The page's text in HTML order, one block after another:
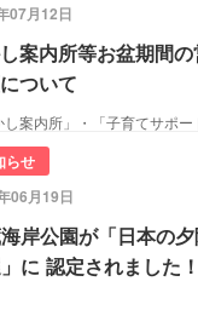
07月12日
案内所等お盆期間
ついて
し案内所」・「子育てサポ
らせ
06月19日
岸公園が「日本の
に 認定されました！